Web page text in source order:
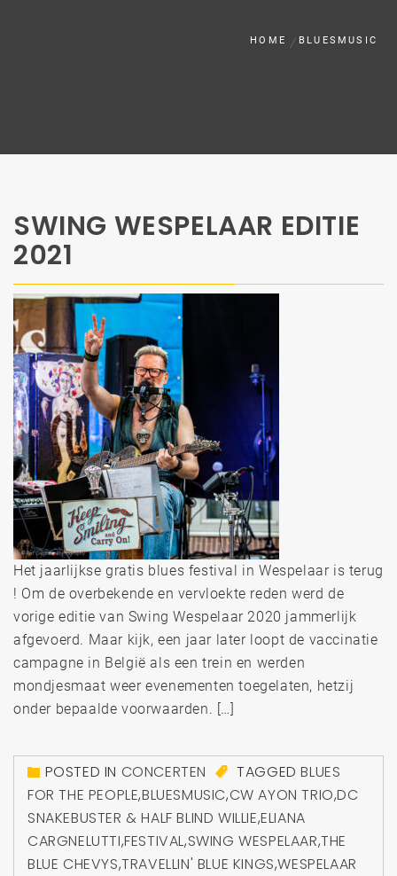
HOME BLUESMUSIC
SWING WESPELAAR EDITIE
2021
Het jaarlijkse gratis blues festival in Wespelaar is terug
! Om de overbekende en vervloekte reden werd de
vorige editie van Swing Wespelaar 2020 jammerlijk
afgevoerd. Maar kijk, een jaar later loopt de vaccinatie
campagne in België als een trein en werden
mondjesmaat weer evenementen toegelaten, hetzij
onder bepaalde voorwaarden. […]
POSTED IN CONCERTEN TAGGEDBLUES
FOR THE PEOPLE,BLUESMUSIC,CW AYON TRIO,DC
SNAKEBUSTER & HALF BLIND WILLIE,ELIANA
CARGNELUTTI,FESTIVAL,SWING WESPELAAR,THE
BLUE CHEVYS,TRAVELLIN' BLUE KINGS,WESPELAAR